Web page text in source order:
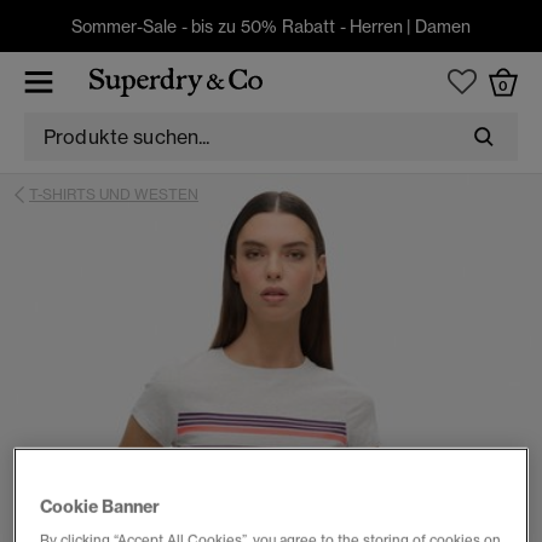
Sommer-Sale - bis zu 50% Rabatt - Herren | Damen
0
T-SHIRTS UND WESTEN
Cookie Banner